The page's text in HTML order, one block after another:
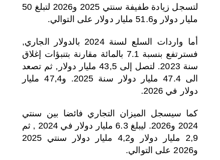
لتسجل زيادة طفيفة سنتي 2025 و2026 لتبلغ 50
مليار دولار و51.6 مليار دولار على التوالي.
أما واردات السلع لسنة 2024 بالدولار الجاري,
فسترتفع بنسبة 7.1 بالمائة مقارنة بتنبؤات إغلاق
سنة 2023. لتصل إلى 43,5 مليار دولار, ثم تصعد
الى 47.4 مليار دولار سنة 2025. و47,4 مليار
دولار في 2026.
كما سيسجل الميزان التجاري فائضا بين سنتي
2024 و2026. ليبلغ 6.3 مليار دولار في 2024 , ثم
2,9 مليار دولار و4,2 مليار دولار سنتي 2025
و2026 على التوالي.